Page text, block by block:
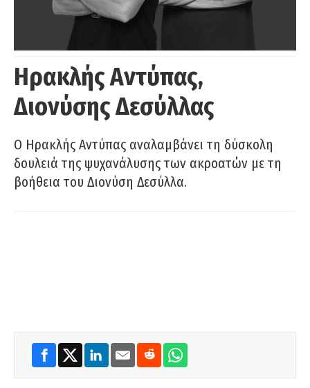
Ηρακλής Αντύπας,
Διονύσης Δεσύλλας
Ο Ηρακλής Αντύπας αναλαμβάνει τη δύσκολη
δουλειά της ψυχανάλυσης των ακροατών με τη
βοήθεια του Διονύση Δεσύλλα.